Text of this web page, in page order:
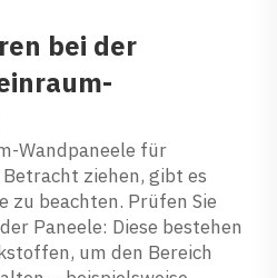
bei der
Wandpaneele für
ziehen, gibt es
zu beachten. Prüfen Sie
Paneele: Diese bestehen
um den Bereich